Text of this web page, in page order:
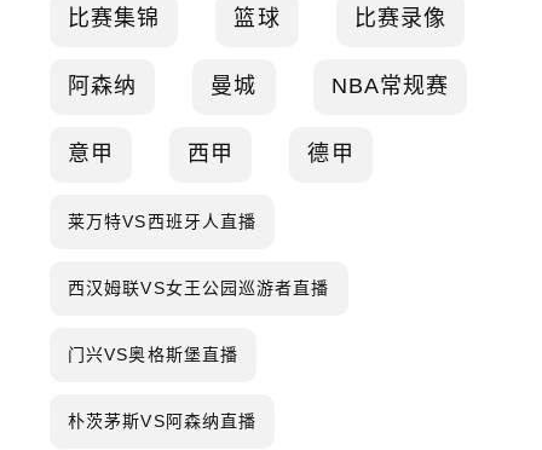
比赛集锦 篮球 比赛录像
阿森纳 曼城 NBA常规赛
意甲 西甲 德甲
莱万特VS西班牙人直播
西汉姆联VS女王公园巡游者直播
门兴VS奥格斯堡直播
朴茨茅斯VS阿森纳直播